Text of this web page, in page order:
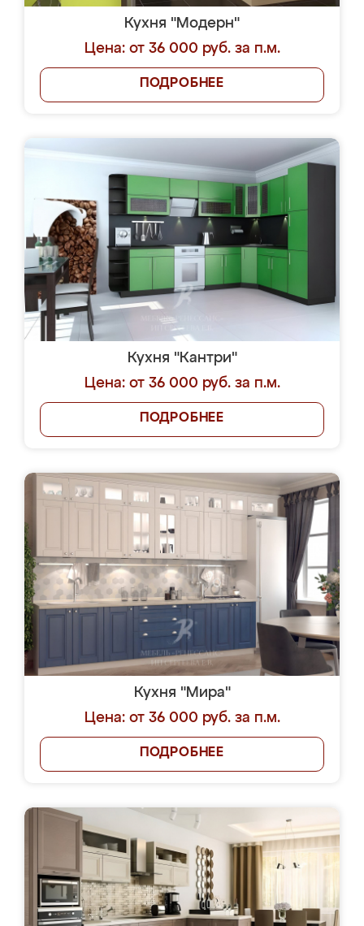
Кухня "Модерн"
Цена: от 36 000 руб. за п.м.
ПОДРОБНЕЕ
Кухня "Кантри"
Цена: от 36 000 руб. за п.м.
ПОДРОБНЕЕ
Кухня "Мира"
Цена: от 36 000 руб. за п.м.
ПОДРОБНЕЕ